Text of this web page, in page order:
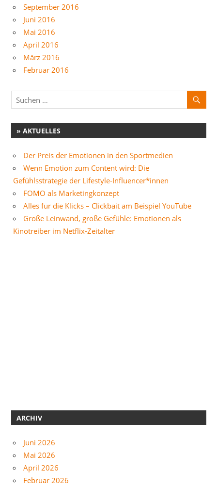
September 2016
Juni 2016
Mai 2016
April 2016
März 2016
Februar 2016
» AKTUELLES
Der Preis der Emotionen in den Sportmedien
Wenn Emotion zum Content wird: Die
Gefühlsstrategie der Lifestyle-Influencer*innen
FOMO als Marketingkonzept
Alles für die Klicks – Clickbait am Beispiel YouTube
Große Leinwand, große Gefühle: Emotionen als
Kinotreiber im Netflix-Zeitalter
ARCHIV
Juni 2026
Mai 2026
April 2026
Februar 2026